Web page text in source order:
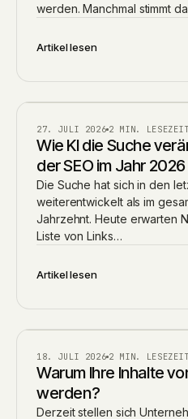
werden. Manchmal stimmt
Artikel lesen
AI
27. JULI 2026 2 MIN. LESEZEIT
Wie KI die Suche
der SEO im Jahr 2026
Die Suche hat sich in den
weiterentwickelt als im
Jahrzehnt. Heute erwarten
Liste von Links…
Artikel lesen
AI
18. JULI 2026 2 MIN. LESEZEIT
Warum Ihre Inhalte
werden?
Derzeit stellen sich